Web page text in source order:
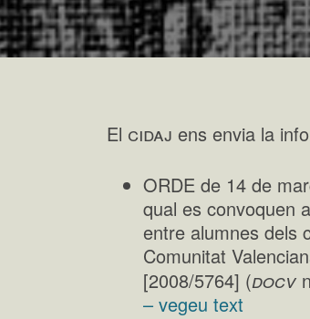
El cidaj ens envia la
ORDE de 14 de
qual es convoquen
entre alumnes dels
Comunitat
[2008/5764] (docv
– vegeu text